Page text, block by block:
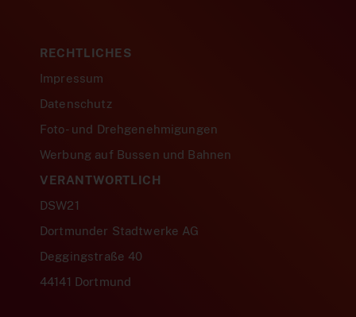
RECHTLICHES
Impressum
Datenschutz
Foto- und Drehgenehmigungen
Werbung auf Bussen und Bahnen
VERANTWORTLICH
DSW21
Dortmunder Stadtwerke AG
Deggingstraße 40
44141 Dortmund